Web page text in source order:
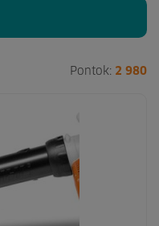
Pontok: 2 980